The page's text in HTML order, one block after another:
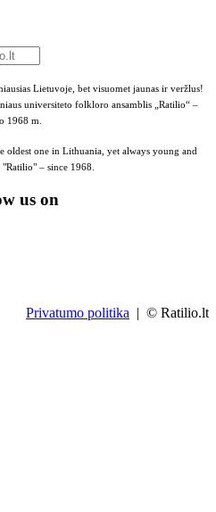
Lietuvoje, bet visuomet jaunas ir veržlus!
universiteto folkloro ansamblis „Ratilio“ –
1968 m.
oldest one in Lithuania, yet always young and
– since 1968.
us on
Privatumo politika | © Ratilio.lt